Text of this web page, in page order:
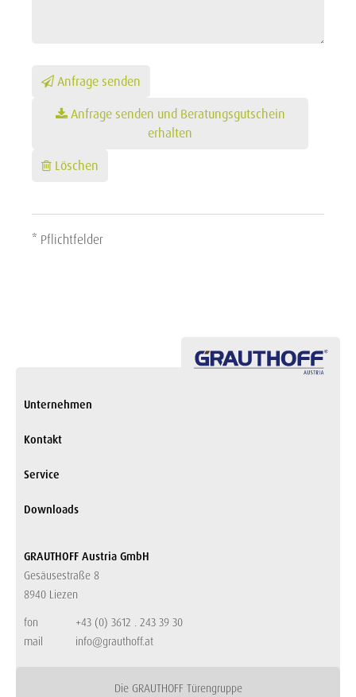
Anfrage senden
Anfrage senden und Beratungsgutschein
erhalten
Löschen
* Pflichtfelder
Unternehmen
Kontakt
Service
Downloads
GRAUTHOFF Austria GmbH
Gesäusestraße 8
8940 Liezen
fon
+43 (0) 3612 . 243 39 30
mail
info@grauthoff.at
Die GRAUTHOFF Türengruppe